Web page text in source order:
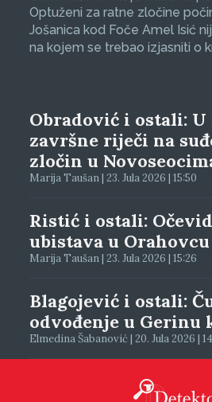
Optuženi za ratne zločine
Jošanica kod Foče Amel Isić
na kojem se trebao izjasniti o
Obradović i ostali: U
završne riječi na
zločin u
Marija Taušan | 23. Jula 2026 | 15:50
Ristić i ostali:
ubistava u Orahovcu
Marija Taušan | 23. Jula 2026 | 15:26
Blagojević i ostali:
odvođenje u Gerinu
Elmedina Šabanović | 20. Jula 2026 |